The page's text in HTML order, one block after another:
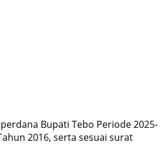
Bupati Tebo Periode 2025-
2016, serta sesuai surat